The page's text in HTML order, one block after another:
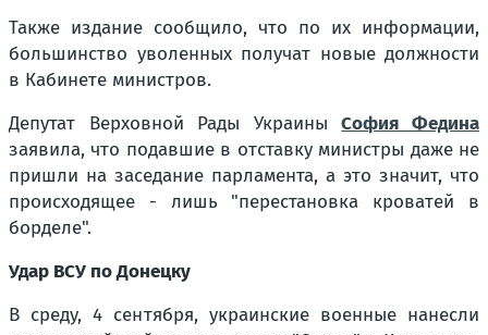
Также издание сообщило, что по их информации,
большинство уволенных получат новые должности
в Кабинете министров.
Депутат Верховной Рады УкраиныСофия Федина
заявила, что подавшие в отставку министры даже не
пришли на заседание парламента, а это значит, что
происходящее - лишь "перестановка кроватей в
борделе".
Удар ВСУ по Донецку
В среду, 4 сентября, украинские военные нанесли